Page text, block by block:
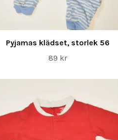
Pyjamas klädset, storlek 56
89 kr